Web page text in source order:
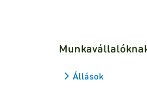
Állások